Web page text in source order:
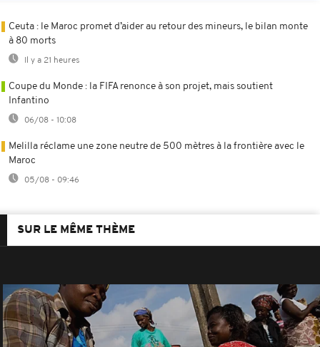
Ceuta : le Maroc promet d’aider au retour des mineurs, le bilan monte
à 80 morts
Il y a 21 heures
Coupe du Monde : la FIFA renonce à son projet, mais soutient
Infantino
06/08 - 10:08
Melilla réclame une zone neutre de 500 mètres à la frontière avec le
Maroc
05/08 - 09:46
SUR LE MÊME THÈME